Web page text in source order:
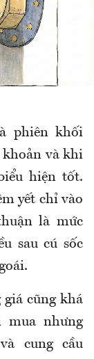
phiên khối
khoản và khi
hiện tốt.
yết chỉ vào
là mức
sau cú sốc
cũng khá
mua nhưng
cung cầu